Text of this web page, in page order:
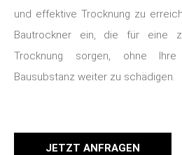
und effektive Trocknung zu
Bautrockner ein, die für eine
Trocknung sorgen, ohne
Bausubstanz weiter zu schädigen.
JETZT ANFRAGEN